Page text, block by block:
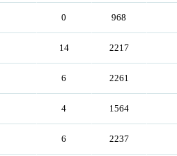
0 968
14 2217
6 2261
4 1564
6 2237